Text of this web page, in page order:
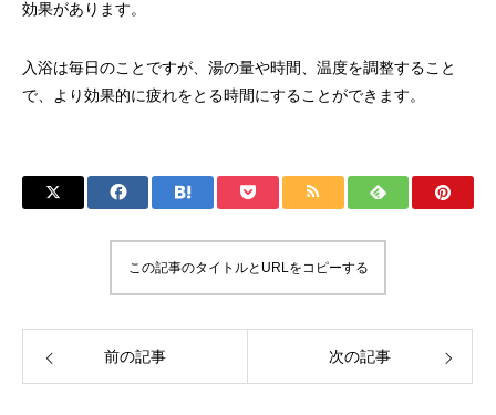
効果があります。
入浴は毎日のことですが、湯の量や時間、温度を調整すること
で、より効果的に疲れをとる時間にすることができます。
この記事のタイトルとURLをコピーする
前の記事 次の記事